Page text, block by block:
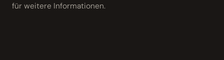
für weitere Informationen.